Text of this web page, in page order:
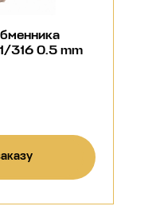
316 0.5 mm